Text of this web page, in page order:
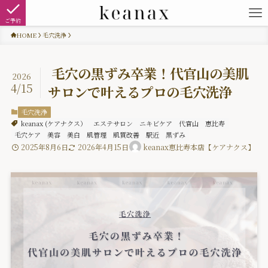
ご予約
HOME 毛穴洗浄
毛穴の黒ずみ卒業！代官山の美肌
サロンで叶えるプロの毛穴洗浄
2026
4/15
毛穴洗浄
keanax (ケアナクス）
エステサロン ニキビケア 代官山
恵比寿
毛穴ケア
美容 美白 肌管理 肌質改善 駅近 黒ずみ
2025年8月6日 2026年4月15日 keanax恵比寿本店【ケアナクス】